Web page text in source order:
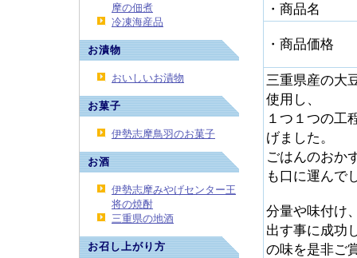
摩の佃煮
冷凍海産品
お漬物
おいしいお漬物
お菓子
伊勢志摩鳥羽のお菓子
お酒
伊勢志摩みやげセンター王
将の焼酎
三重県の地酒
お召し上がり方
・商品名
・商品価格
三重県産の大
使用し、
１つ１つの工
げました。
ごはんのおか
も口に運んで
分量や味付け
出す事に成功
の味を是非ご